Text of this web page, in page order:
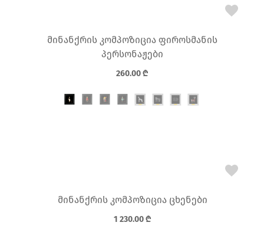
მინანქრის კომპოზიცია ფიროსმანის
პერსონაჟები
260.00₾
მინანქრის კომპოზიცია ცხენები
1 230.00₾